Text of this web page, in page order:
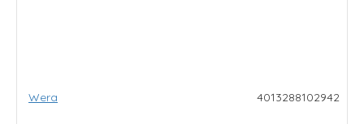
Wera 4013288102942